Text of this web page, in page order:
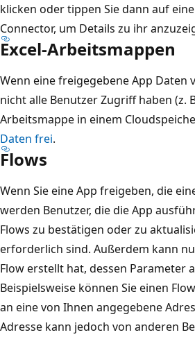
klicken oder tippen Sie dann auf
Connector, um Details zu ihr
Excel-Arbeitsmappen
Wenn eine freigegebene App Daten
nicht alle Benutzer Zugriff haben (z.
Arbeitsmappe in einem
Daten frei.
Flows
Wenn Sie eine App freigeben, die
werden Benutzer, die die App
Flows zu bestätigen oder zu
erforderlich sind. Außerdem kann
Flow erstellt hat, dessen Parameter
Beispielsweise können Sie einen
an eine von Ihnen angegebene
Adresse kann jedoch von anderen